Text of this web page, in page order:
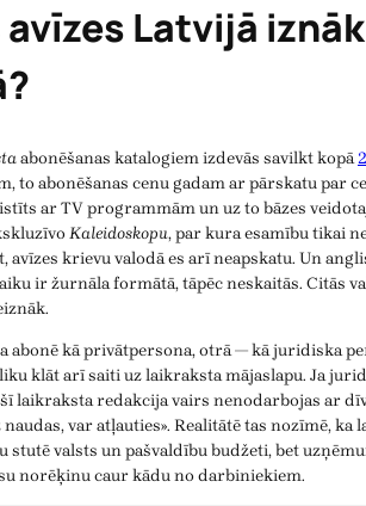
avīzes Latvijā
abonēšanas katalogiem izdevās savilkt kopā
to abonēšanas cenu gadam ar pārskatu par
ar TV programmām un uz to bāzes
Kaleidoskopu, par kura esamību tikai
avīzes krievu valodā es arī neapskatu. Un
ir žurnāla formātā, tāpēc neskaitās. Citās
abonē kā privātpersona, otrā — kā juridiska
klāt arī saiti uz laikraksta mājaslapu. Ja
laikraksta redakcija vairs nenodarbojas ar
var atļauties». Realitātē tas nozīmē,
stutē valsts un pašvaldību budžeti, bet
norēķinu caur kādu no darbiniekiem.